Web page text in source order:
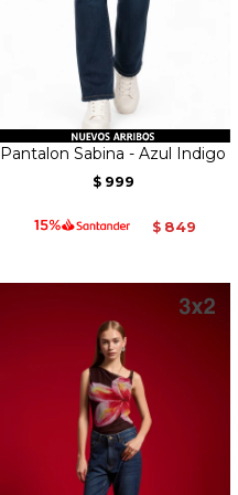
Pantalon Sabina - Azul Indigo
$ 999
$ 849